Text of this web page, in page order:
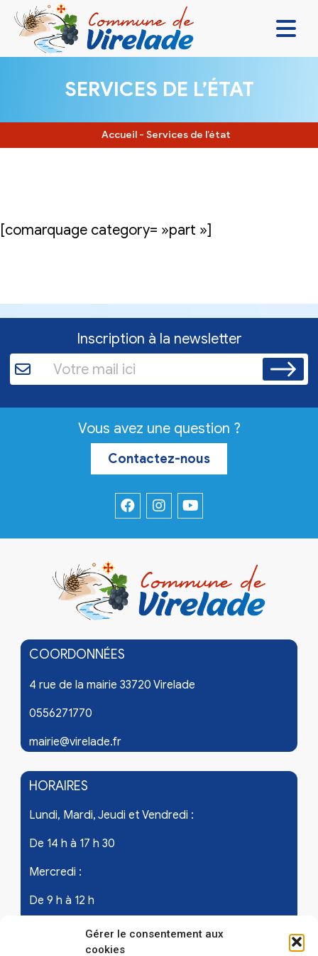
Gérer le consentement aux
cookies
VIVRE ENSEMBLE
SE DIVERTIR
SERVICES DE L’ÉTAT
Accueil - Services de l’état
[comarquage category= »part »]
Inscription à la newsletter
Vous avez une question ?
Contactez-nous
COORDONNÉES
4 rue de la mairie 33720 Virelade
0556271770
mairie@virelade.fr
HORAIRES
Lundi, Mardi, Jeudi et Vendredi :
De 14 h à 17 h 30
Mercredi :
De 9 h à 12 h
Samedi - les 1er et 3ème de chaque mois :